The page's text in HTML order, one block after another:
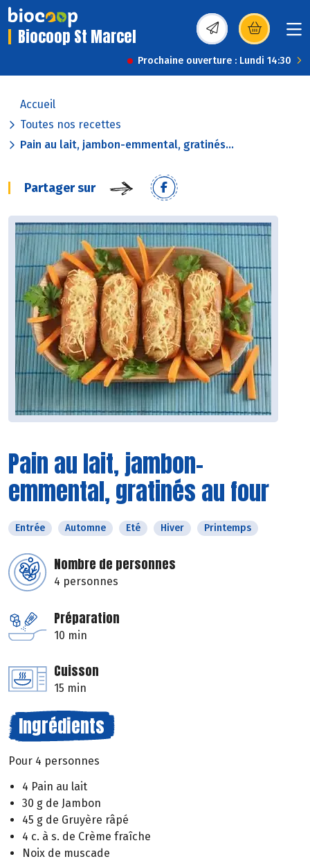
Biocoop St Marcel (s’ouvre dans une
Prochaine ouverture : Lundi 14:30
Accueil
Toutes nos recettes
Pain au lait, jambon-emmental, gratinés...
Partager sur
Pain au lait, jambon-
emmental, gratinés au four
Entrée Automne Eté Hiver Printemps
Nombre de personnes
4 personnes
Préparation
10 min
Cuisson
15 min
Ingrédients
Pour 4 personnes
4 Pain au lait
30 g de Jambon
45 g de Gruyère râpé
4 c. à s. de Crème fraîche
Noix de muscade